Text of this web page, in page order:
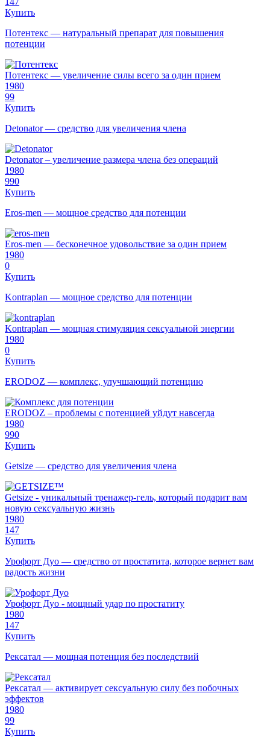
Купить
Потентекс — натуральный препарат для повышения
потенции
Потентекс — увеличение силы всего за один прием
1980
99
Купить
Detonator — средство для увеличения члена
Detonator – увеличение размера члена без операций
1980
990
Купить
Eros-men — мощное средство для потенции
Eros-men — бесконечное удовольствие за один прием
1980
0
Купить
Kontraplan — мощное средство для потенции
Kontraplan — мощная стимуляция сексуальной энергии
1980
0
Купить
ERODOZ — комплекс, улучшающий потенцию
ERODOZ – проблемы с потенцией уйдут навсегда
1980
990
Купить
Getsize — средство для увеличения члена
Getsize - уникальный тренажер-гель, который подарит вам
новую сексуальную жизнь
1980
147
Купить
Урофорт Дуо — средство от простатита, которое вернет вам
радость жизни
Урофорт Дуо - мощный удар по простатиту
1980
147
Купить
Рексатал — мощная потенция без последствий
Рексатал — активирует сексуальную силу без побочных
эффектов
1980
99
Купить